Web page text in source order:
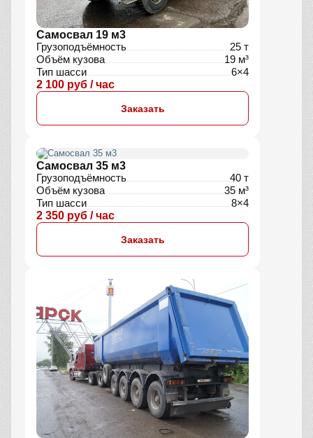
Самосвал 19 м3
Грузоподъёмность
25 т
Объём кузова
19 м³
Тип шасси
6×4
2 100 руб / час
Заказать
Самосвал 35 м3
Грузоподъёмность
40 т
Объём кузова
35 м³
Тип шасси
8×4
2 350 руб / час
Заказать